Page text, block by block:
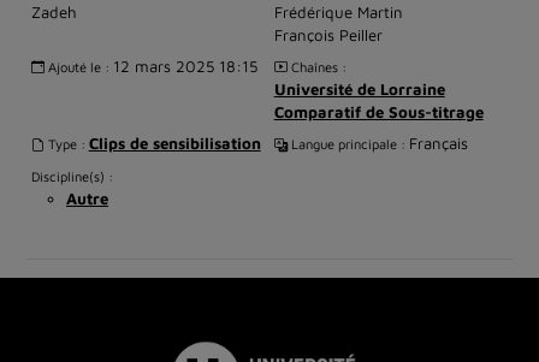
Zadeh
Frédérique Martin
François Peiller
Ajouté le : 12 mars 2025 18:15 Chaînes :
Université de Lorraine
Comparatif de Sous-titrage
Type : Clips de sensibilisation Langue principale : Français
Discipline(s) :
Autre